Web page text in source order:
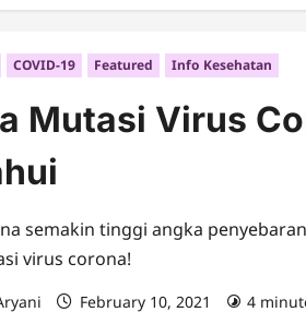
COVID-19 Featured Info Kesehatan
Mutasi Virus
semakin tinggi angka
virus corona!
February 10, 2021 4